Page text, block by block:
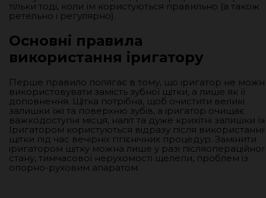
тільки тоді, коли їм користуються правильно (а також
ретельно і регулярно).
Основні правила
використання іригатору
Перше правило полягає в тому, що іригатор не
використовувати замість зубної щітки, а лише як її
доповнення. Щітка потрібна, щоб очистити великі
залишки їжі та поверхню зубів, а іригатор очищає
важкодоступні місця, наліт та дуже крихітні залишки
Іригатором користуються відразу після використання
щітки під час вечірніх гігієнічних процедур. Замінити
іригатором щітку можна лише у разі
стану, тимчасової нерухомості щелепи, проблем із
опорно-руховим апаратом.